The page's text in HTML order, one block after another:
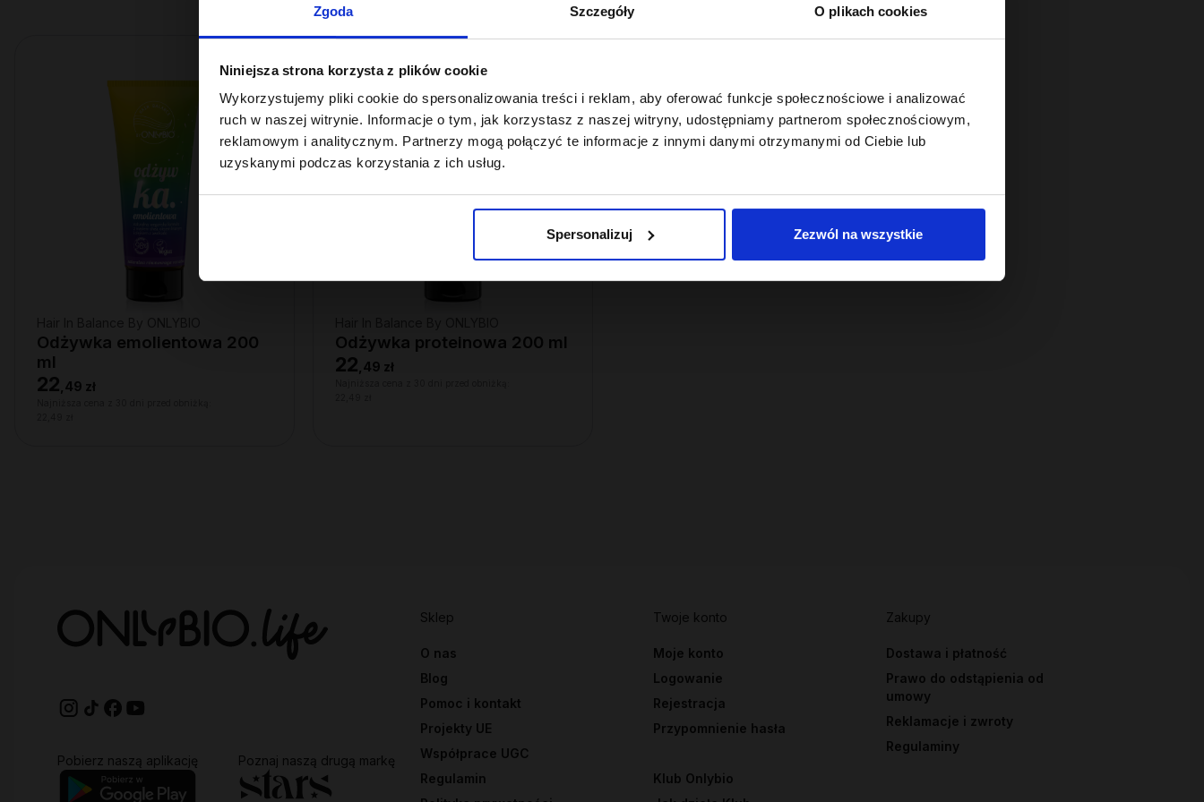
Zgoda Szczegóły O plikach cookies
Niniejsza strona korzysta z plików cookie
Wykorzystujemy pliki cookie do spersonalizowania treści i reklam, aby oferować funkcje społecznościowe i analizować
ruch w naszej witrynie. Informacje o tym, jak korzystasz z naszej witryny, udostępniamy partnerom społecznościowym,
reklamowym i analitycznym. Partnerzy mogą połączyć te informacje z innymi danymi otrzymanymi od Ciebie lub
uzyskanymi podczas korzystania z ich usług.
Spersonalizuj Zezwól na wszystkie
Odżywka emolientowa 200
ml
22 49 zł
Odżywka proteinowa 200 ml
22 49 zł
Sklep
O nas
Blog
Pomoc i kontakt
Projekty UE
Współprace UGC
Regulamin
Twoje konto
Moje konto
Logowanie
Rejestracja
Przypomnienie hasła
Klub Onlybio
Zakupy
Dostawa i płatność
Prawo do odstąpienia od
umowy
Reklamacje i zwroty
Regulaminy
Pobierz naszą aplikację
Poznaj naszą drugą markę